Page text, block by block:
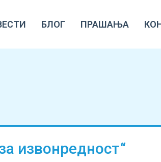
БЛОГ ПРАШАЊА
извонредност“